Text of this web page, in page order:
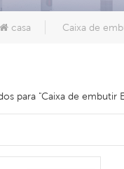
casa Caixa de
para "Caixa de embutir